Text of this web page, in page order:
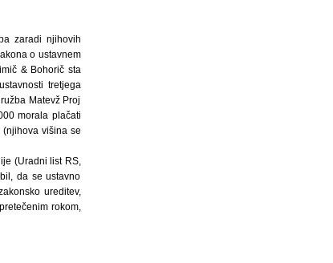
zaradi njihovih
o ustavnem
& Bohorič sta
tretjega
Matevž Proj
morala plačati
višina se
(Uradni list RS,
da se ustavno
ureditev,
rokom,